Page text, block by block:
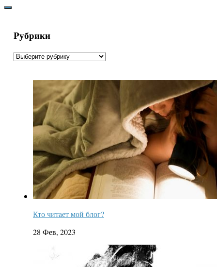
Рубрики
Рубрики
Кто читает мой блог?
28 Фев, 2023